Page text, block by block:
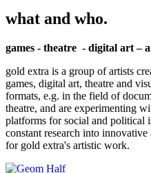
what and who.
games - theatre - digital art –
gold extra is a group of artists
games, digital art, theatre and
formats, e.g. in the field of
theatre, and are experimenting
platforms for social and political
constant research into
for gold extra's artistic work.